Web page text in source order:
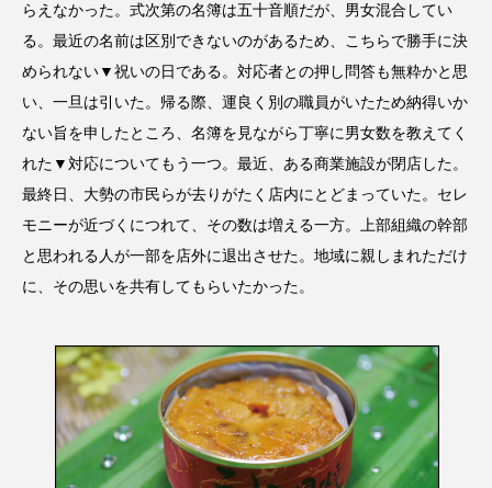
らえなかった。式次第の名簿は五十音順だが、男女混合してい
る。最近の名前は区別できないのがあるため、こちらで勝手に決
められない▼祝いの日である。対応者との押し問答も無粋かと思
い、一旦は引いた。帰る際、運良く別の職員がいたため納得いか
ない旨を申したところ、名簿を見ながら丁寧に男女数を教えてく
れた▼対応についてもう一つ。最近、ある商業施設が閉店した。
最終日、大勢の市民らが去りがたく店内にとどまっていた。セレ
モニーが近づくにつれて、その数は増える一方。上部組織の幹部
と思われる人が一部を店外に退出させた。地域に親しまれただけ
に、その思いを共有してもらいたかった。